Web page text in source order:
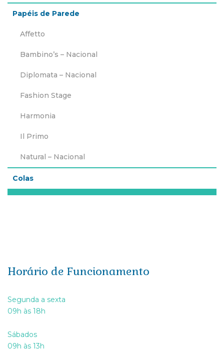
Papéis de Parede
Affetto
Bambino’s – Nacional
Diplomata – Nacional
Fashion Stage
Harmonia
Il Primo
Natural – Nacional
Colas
Horário de Funcionamento
Segunda a sexta
09h às 18h
Sábados
09h às 13h